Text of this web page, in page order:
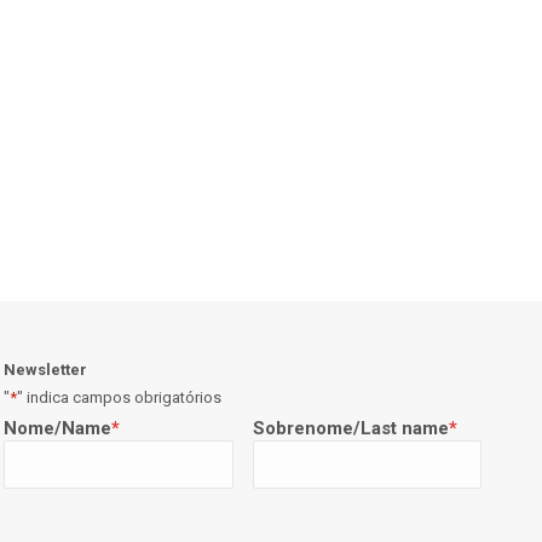
Newsletter
"*" indica campos obrigatórios
Nome/Name* Sobrenome/Last name*